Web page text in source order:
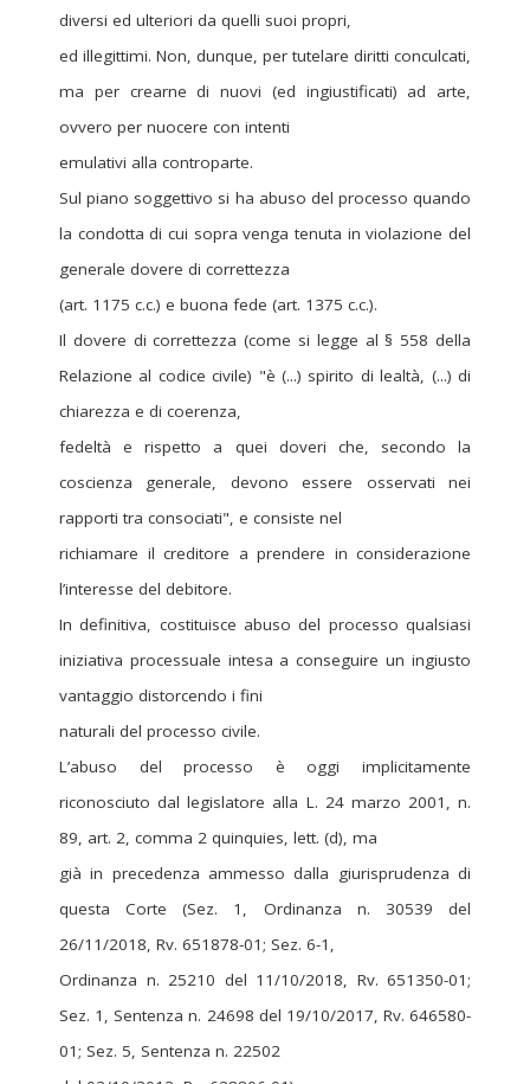
diversi ed ulteriori da quelli suoi propri,
ed illegittimi. Non, dunque, per tutelare diritti conculcati,
ma per crearne di nuovi (ed ingiustificati) ad arte,
ovvero per nuocere con intenti
emulativi alla controparte.
Sul piano soggettivo si ha abuso del processo quando
la condotta di cui sopra venga tenuta in violazione del
generale dovere di correttezza
(art. 1175 c.c.) e buona fede (art. 1375 c.c.).
Il dovere di correttezza (come si legge al § 558 della
Relazione al codice civile) "è (...) spirito di lealtà, (...) di
chiarezza e di coerenza,
fedeltà e rispetto a quei doveri che, secondo la
coscienza generale, devono essere osservati nei
rapporti tra consociati", e consiste nel
richiamare il creditore a prendere in considerazione
l’interesse del debitore.
In definitiva, costituisce abuso del processo qualsiasi
iniziativa processuale intesa a conseguire un ingiusto
vantaggio distorcendo i fini
naturali del processo civile.
L’abuso del processo è oggi implicitamente
riconosciuto dal legislatore alla L. 24 marzo 2001, n.
89, art. 2, comma 2 quinquies, lett. (d), ma
già in precedenza ammesso dalla giurisprudenza di
questa Corte (Sez. 1, Ordinanza n. 30539 del
26/11/2018, Rv. 651878-01; Sez. 6-1,
Ordinanza n. 25210 del 11/10/2018, Rv. 651350-01;
Sez. 1, Sentenza n. 24698 del 19/10/2017, Rv. 646580-
01; Sez. 5, Sentenza n. 22502